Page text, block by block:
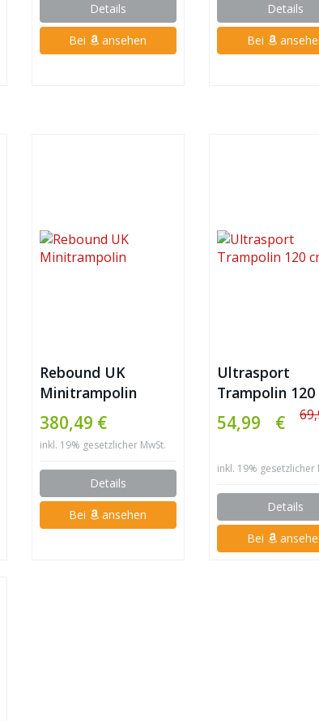
Details
Bei ansehen
Details
Bei
Rebound UK
Minitrampolin
380,49 €
inkl. 19% gesetzlicher MwSt.
Details
Bei ansehen
Ultrasport
Trampolin 120
54,99 €
inkl. 19% gesetzlicher
Details
Bei